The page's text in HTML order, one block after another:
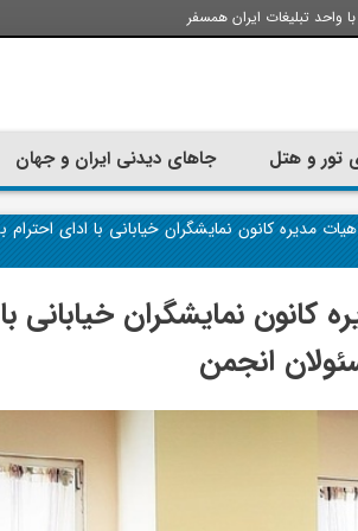
واحد تبلیغات ایران همسفر
تور و هتل جاهای دیدنی ایران و جهان
مدیره کانون نمایشگران خیابانی با ادای
نمایشگران خیابانی با
انجمن
تجربه سفر با اتوبوس به استانبول؛